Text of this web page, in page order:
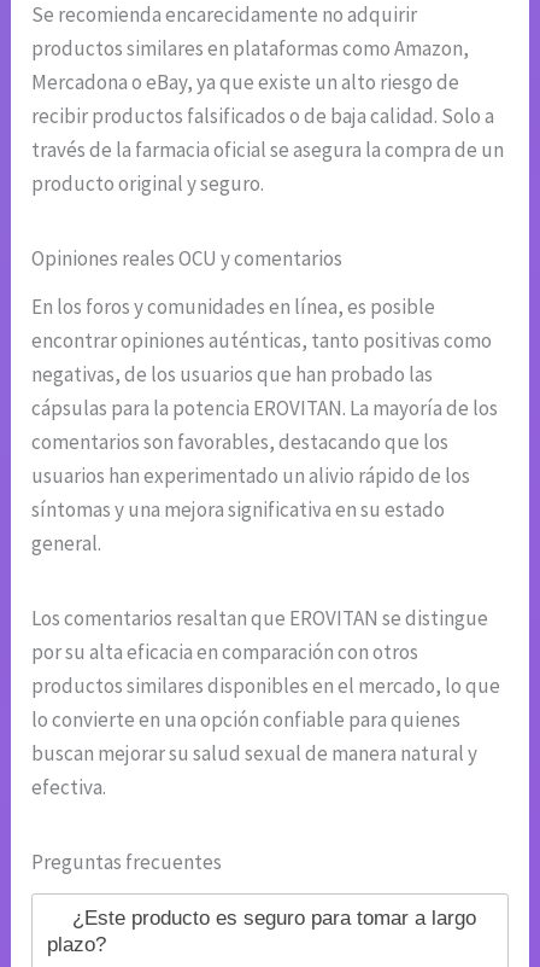
Se recomienda encarecidamente no adquirir
productos similares en plataformas como Amazon,
Mercadona o eBay, ya que existe un alto riesgo de
recibir productos falsificados o de baja calidad. Solo a
través de la farmacia oficial se asegura la compra de un
producto original y seguro.
Opiniones reales OCU y comentarios
En los foros y comunidades en línea, es posible
encontrar opiniones auténticas, tanto positivas como
negativas, de los usuarios que han probado las
cápsulas para la potencia EROVITAN. La mayoría de los
comentarios son favorables, destacando que los
usuarios han experimentado un alivio rápido de los
síntomas y una mejora significativa en su estado
general.
Los comentarios resaltan que EROVITAN se distingue
por su alta eficacia en comparación con otros
productos similares disponibles en el mercado, lo que
lo convierte en una opción confiable para quienes
buscan mejorar su salud sexual de manera natural y
efectiva.
Preguntas frecuentes
¿Este producto es seguro para tomar a largo
plazo?